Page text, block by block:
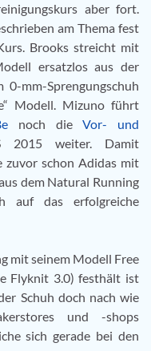
aber fort.
am Thema fest
Brooks streicht mit
ersatzlos aus der
0-mm-Sprengungschuh
Modell. Mizuno führt
noch dieVor- und
weiter. Damit
zuvor schon Adidas mit
dem Natural Running
auf das erfolgreiche
mit seinem Modell Free
Flyknit 3.0) festhält ist
Schuh doch nach wie
und -shops
sich gerade bei den